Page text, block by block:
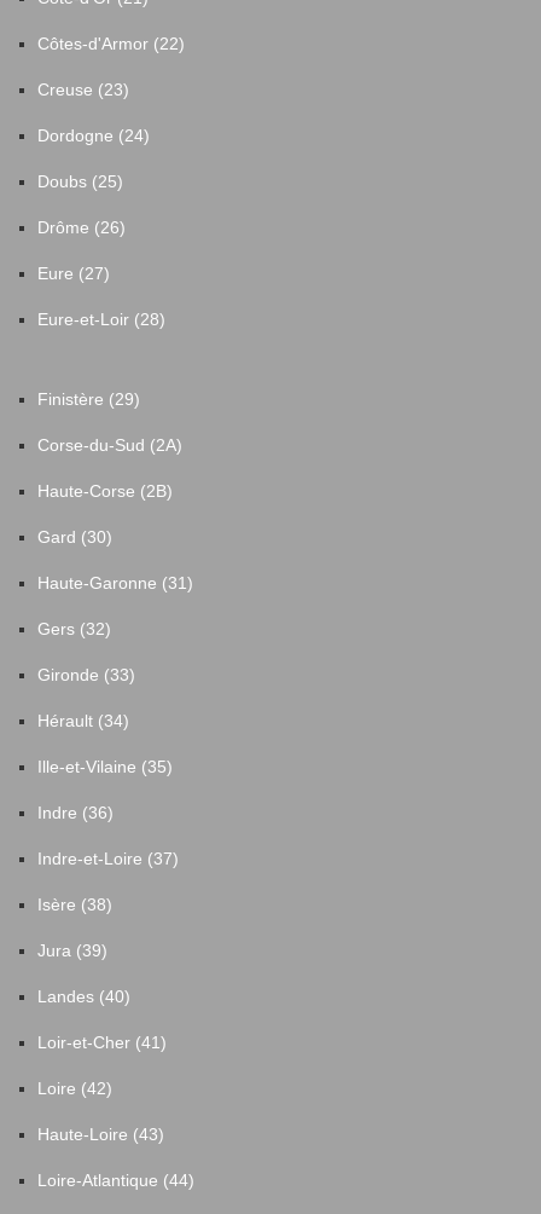
Côtes-d'Armor (22)
Creuse (23)
Dordogne (24)
Doubs (25)
Drôme (26)
Eure (27)
Eure-et-Loir (28)
Finistère (29)
Corse-du-Sud (2A)
Haute-Corse (2B)
Gard (30)
Haute-Garonne (31)
Gers (32)
Gironde (33)
Hérault (34)
Ille-et-Vilaine (35)
Indre (36)
Indre-et-Loire (37)
Isère (38)
Jura (39)
Landes (40)
Loir-et-Cher (41)
Loire (42)
Haute-Loire (43)
Loire-Atlantique (44)